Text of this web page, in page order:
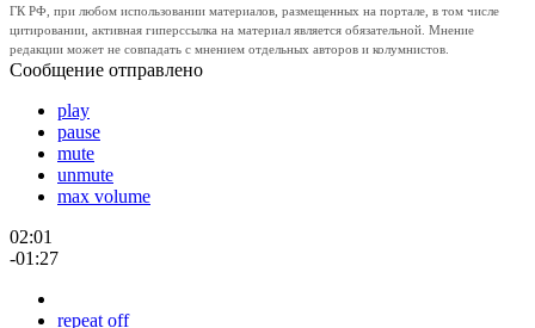
ГК РФ, при любом использовании материалов, размещенных на портале, в том числе
цитировании, активная гиперссылка на материал является обязательной. Мнение
редакции может не совпадать с мнением отдельных авторов и колумнистов.
Сообщение отправлено
play
pause
mute
unmute
max volume
02:01
-01:27
repeat off